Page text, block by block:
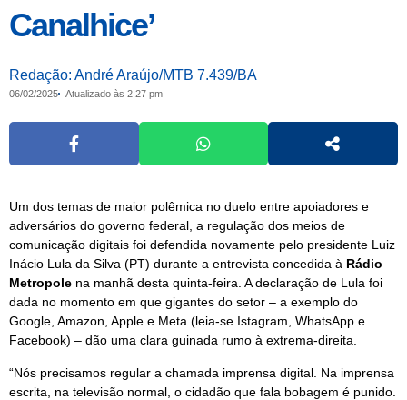
Canalhice’
Redação: André Araújo/MTB 7.439/BA
06/02/2025 Atualizado às 2:27 pm
Um dos temas de maior polêmica no duelo entre apoiadores e
adversários do governo federal, a regulação dos meios de
comunicação digitais foi defendida novamente pelo presidente Luiz
Inácio Lula da Silva (PT) durante a entrevista concedida à Rádio
Metropole na manhã desta quinta-feira. A declaração de Lula foi
dada no momento em que gigantes do setor – a exemplo do
Google, Amazon, Apple e Meta (leia-se Istagram, WhatsApp e
Facebook) – dão uma clara guinada rumo à extrema-direita.
“Nós precisamos regular a chamada imprensa digital. Na imprensa
escrita, na televisão normal, o cidadão que fala bobagem é punido.